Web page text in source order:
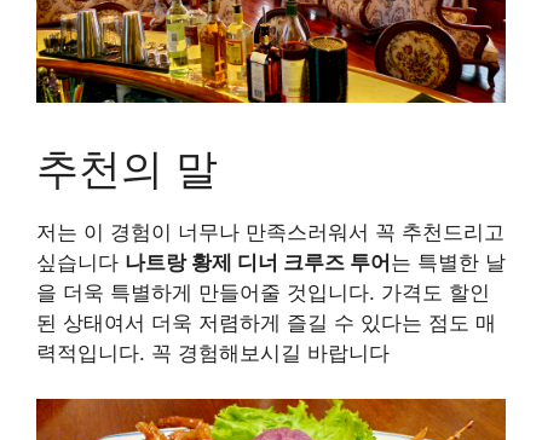
추천의 말
저는 이 경험이 너무나 만족스러워서 꼭 추천드리고
싶습니다 나트랑 황제 디너 크루즈 투어는 특별한 날
을 더욱 특별하게 만들어줄 것입니다. 가격도 할인
된 상태여서 더욱 저렴하게 즐길 수 있다는 점도 매
력적입니다. 꼭 경험해보시길 바랍니다